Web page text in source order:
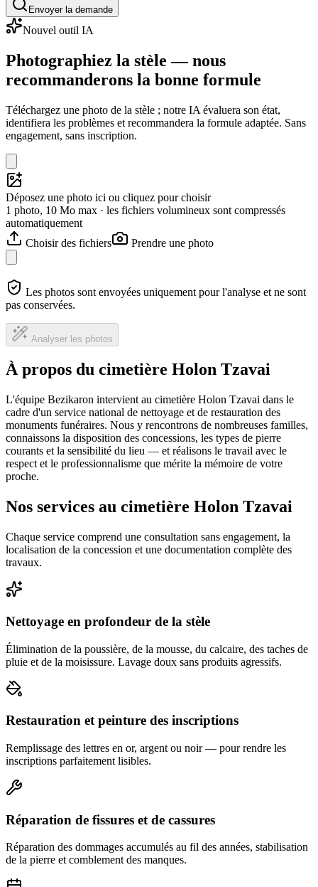
Envoyer la demande
Nouvel outil IA
Photographiez la stèle — nous
recommanderons la bonne formule
Téléchargez une photo de la stèle ; notre IA évaluera son état,
identifiera les problèmes et recommandera la formule adaptée. Sans
engagement, sans inscription.
Déposez une photo ici ou cliquez pour choisir
1 photo, 10 Mo max · les fichiers volumineux sont compressés
automatiquement
Choisir des fichiers
Prendre une photo
Les photos sont envoyées uniquement pour l'analyse et ne sont
pas conservées.
Analyser les photos
À propos du cimetière Holon Tzavai
L'équipe Bezikaron intervient au cimetière Holon Tzavai dans le
cadre d'un service national de nettoyage et de restauration des
monuments funéraires. Nous y rencontrons de nombreuses familles,
connaissons la disposition des concessions, les types de pierre
courants et la sensibilité du lieu — et réalisons le travail avec le
respect et le professionnalisme que mérite la mémoire de votre
proche.
Nos services au cimetière Holon Tzavai
Chaque service comprend une consultation sans engagement, la
localisation de la concession et une documentation complète des
travaux.
Nettoyage en profondeur de la stèle
Élimination de la poussière, de la mousse, du calcaire, des taches de
pluie et de la moisissure. Lavage doux sans produits agressifs.
Restauration et peinture des inscriptions
Remplissage des lettres en or, argent ou noir — pour rendre les
inscriptions parfaitement lisibles.
Réparation de fissures et de cassures
Réparation des dommages accumulés au fil des années, stabilisation
de la pierre et comblement des manques.